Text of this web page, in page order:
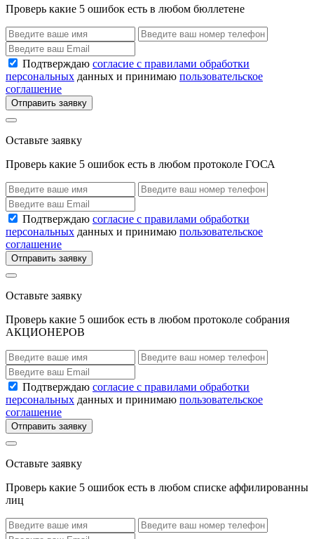
Проверь какие 5 ошибок есть в любом бюллетене
Подтверждаю согласие с правилами обработки
персональных данных и принимаю пользовательское
соглашение
Отправить заявку
Оставьте заявку
Проверь какие 5 ошибок есть в любом протоколе ГОСА
Подтверждаю согласие с правилами обработки
персональных данных и принимаю пользовательское
соглашение
Отправить заявку
Оставьте заявку
Проверь какие 5 ошибок есть в любом протоколе собрания
АКЦИОНЕРОВ
Подтверждаю согласие с правилами обработки
персональных данных и принимаю пользовательское
соглашение
Отправить заявку
Оставьте заявку
Проверь какие 5 ошибок есть в любом списке аффилированны
лиц